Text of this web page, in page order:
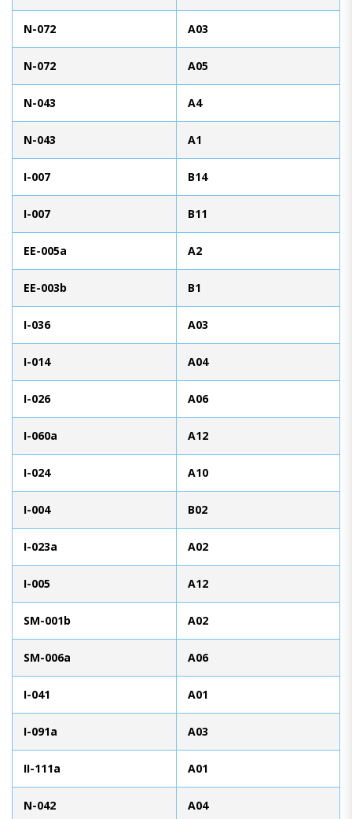
N-072 A03
N-072 A05
N-043 A4
N-043 A1
I-007 B14
I-007 B11
EE-005a A2
EE-003b B1
I-036 A03
I-014 A04
I-026 A06
I-060a A12
I-024 A10
I-004 B02
I-023a A02
I-005 A12
SM-001b A02
SM-006a A06
I-041 A01
I-091a A03
II-111a A01
N-042 A04